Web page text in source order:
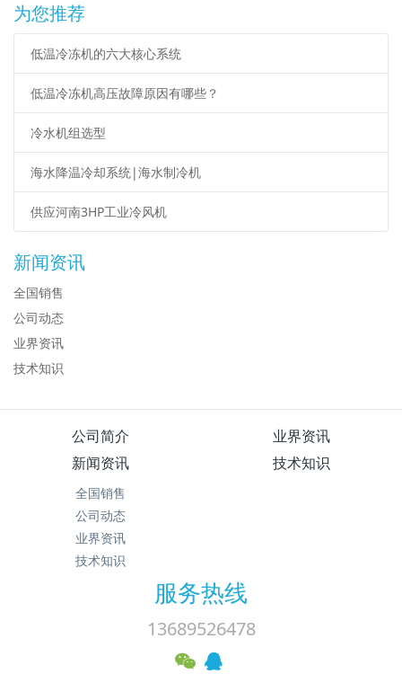
为您推荐
低温冷冻机的六大核心系统
低温冷冻机高压故障原因有哪些？
冷水机组选型
海水降温冷却系统|海水制冷机
供应河南3HP工业冷风机
新闻资讯
全国销售
公司动态
业界资讯
技术知识
公司简介
业界资讯
新闻资讯
全国销售
公司动态
业界资讯
技术知识
技术知识
服务热线
13689526478